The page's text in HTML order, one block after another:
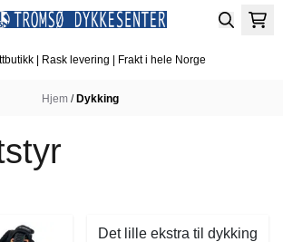
| Rask levering | Frakt i hele Norge
Hjem /Dykking
Det lille ekstra til dykking